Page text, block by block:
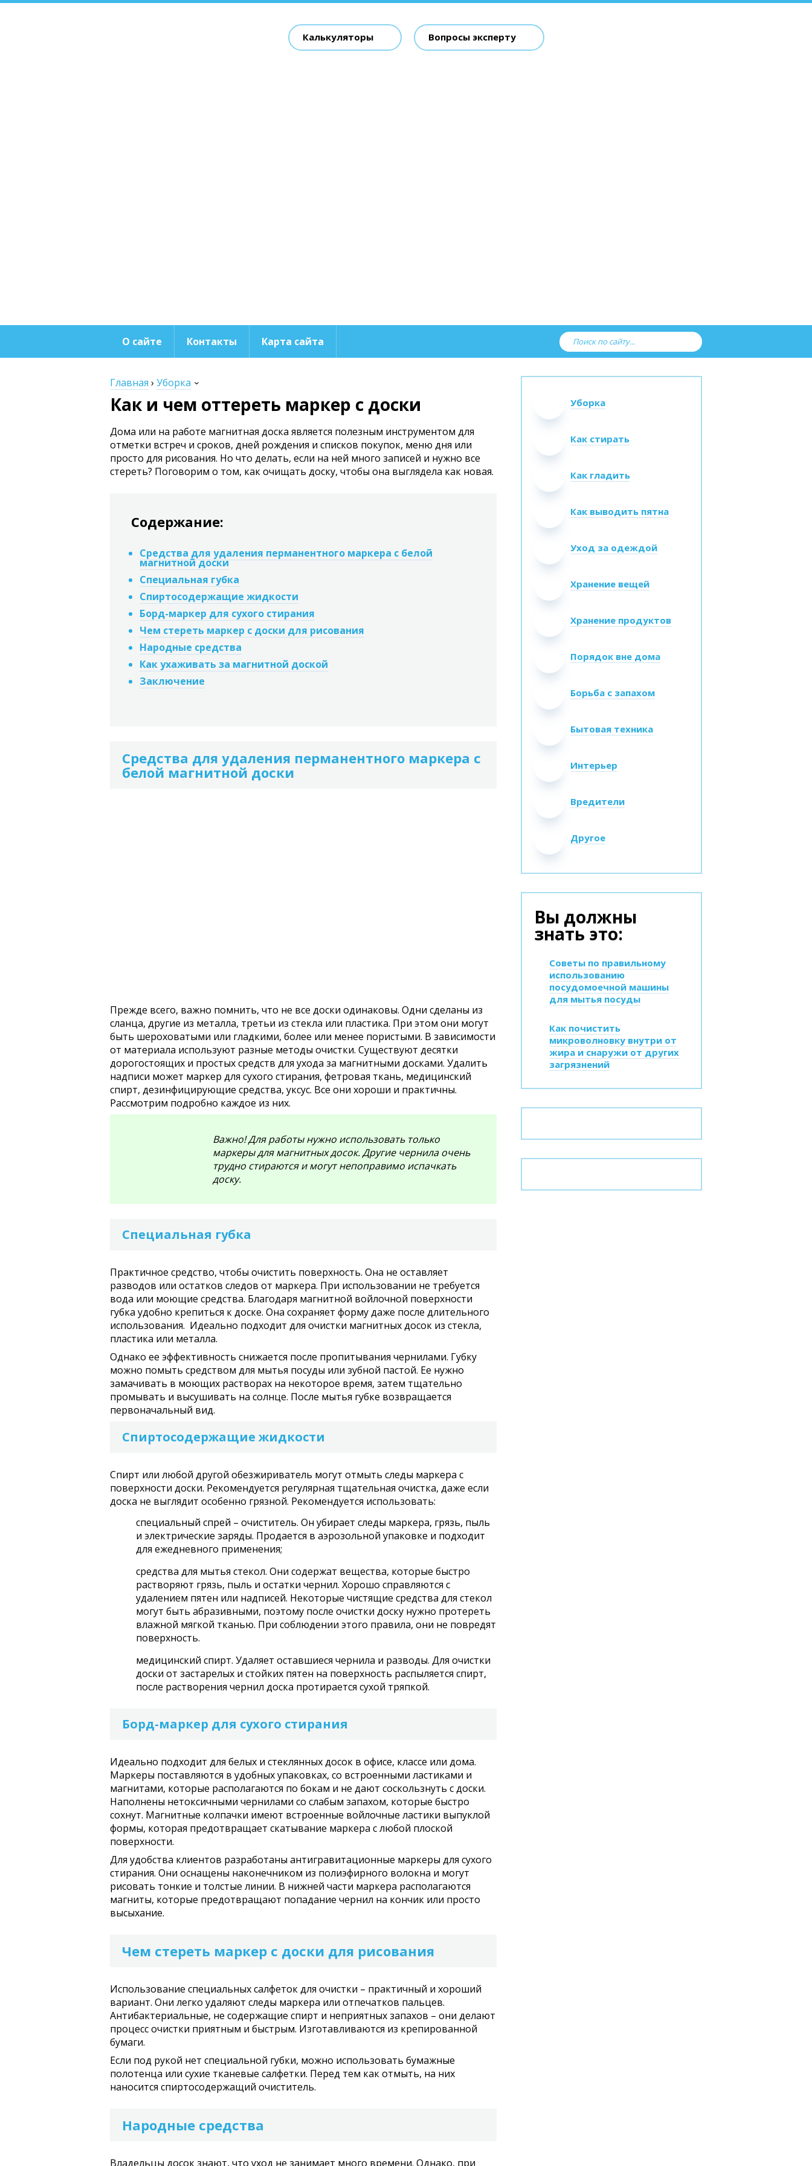
Калькуляторы Вопросы эксперту
О сайте Контакты Карта сайта
Главная › Уборка
Как и чем оттереть маркер с доски
Дома или на работе магнитная доска является полезным инструментом для
отметки встреч и сроков, дней рождения и списков покупок, меню дня или
просто для рисования. Но что делать, если на ней много записей и нужно все
стереть? Поговорим о том, как очищать доску, чтобы она выглядела как новая.
Содержание:
Средства для удаления перманентного маркера с белой
магнитной доски
Специальная губка
Спиртосодержащие жидкости
Борд-маркер для сухого стирания
Чем стереть маркер с доски для рисования
Народные средства
Как ухаживать за магнитной доской
Заключение
Средства для удаления перманентного маркера с
белой магнитной доски
Прежде всего, важно помнить, что не все доски одинаковы. Одни сделаны из
сланца, другие из металла, третьи из стекла или пластика. При этом они могут
быть шероховатыми или гладкими, более или менее пористыми. В зависимости
от материала используют разные методы очистки. Существуют десятки
дорогостоящих и простых средств для ухода за магнитными досками. Удалить
надписи может маркер для сухого стирания, фетровая ткань, медицинский
спирт, дезинфицирующие средства, уксус. Все они хороши и практичны.
Рассмотрим подробно каждое из них.
Важно! Для работы нужно использовать только
маркеры для магнитных досок. Другие чернила очень
трудно стираются и могут непоправимо испачкать
доску.
Специальная губка
Практичное средство, чтобы очистить поверхность. Она не оставляет
разводов или остатков следов от маркера. При использовании не требуется
вода или моющие средства. Благодаря магнитной войлочной поверхности
губка удобно крепиться к доске. Она сохраняет форму даже после длительного
использования. Идеально подходит для очистки магнитных досок из стекла,
пластика или металла.
Однако ее эффективность снижается после пропитывания чернилами. Губку
можно помыть средством для мытья посуды или зубной пастой. Ее нужно
замачивать в моющих растворах на некоторое время, затем тщательно
промывать и высушивать на солнце. После мытья губке возвращается
первоначальный вид.
Спиртосодержащие жидкости
Спирт или любой другой обезжириватель могут отмыть следы маркера с
поверхности доски. Рекомендуется регулярная тщательная очистка, даже если
доска не выглядит особенно грязной. Рекомендуется использовать:
специальный спрей – очиститель. Он убирает следы маркера, грязь, пыль
и электрические заряды. Продается в аэрозольной упаковке и подходит
для ежедневного применения;
средства для мытья стекол. Они содержат вещества, которые быстро
растворяют грязь, пыль и остатки чернил. Хорошо справляются с
удалением пятен или надписей. Некоторые чистящие средства для стекол
могут быть абразивными, поэтому после очистки доску нужно протереть
влажной мягкой тканью. При соблюдении этого правила, они не повредят
поверхность.
медицинский спирт. Удаляет оставшиеся чернила и разводы. Для очистки
доски от застарелых и стойких пятен на поверхность распыляется спирт,
после растворения чернил доска протирается сухой тряпкой.
Борд-маркер для сухого стирания
Идеально подходит для белых и стеклянных досок в офисе, классе или дома.
Маркеры поставляются в удобных упаковках, со встроенными ластиками и
магнитами, которые располагаются по бокам и не дают соскользнуть с доски.
Наполнены нетоксичными чернилами со слабым запахом, которые быстро
сохнут. Магнитные колпачки имеют встроенные войлочные ластики выпуклой
формы, которая предотвращает скатывание маркера с любой плоской
поверхности.
Для удобства клиентов разработаны антигравитационные маркеры для сухого
стирания. Они оснащены наконечником из полиэфирного волокна и могут
рисовать тонкие и толстые линии. В нижней части маркера располагаются
магниты, которые предотвращают попадание чернил на кончик или просто
высыхание.
Чем стереть маркер с доски для рисования
Использование специальных салфеток для очистки – практичный и хороший
вариант. Они легко удаляют следы маркера или отпечатков пальцев.
Антибактериальные, не содержащие спирт и неприятных запахов – они делают
процесс очистки приятным и быстрым. Изготавливаются из крепированной
бумаги.
Если под рукой нет специальной губки, можно использовать бумажные
полотенца или сухие тканевые салфетки. Перед тем как отмыть, на них
наносится спиртосодержащий очиститель.
Народные средства
Владельцы досок знают, что уход не занимает много времени. Однако, при
Уборка
Как стирать
Как гладить
Как выводить пятна
Уход за одеждой
Хранение вещей
Хранение продуктов
Порядок вне дома
Борьба с запахом
Бытовая техника
Интерьер
Вредители
Другое
Вы должны
знать это:
Советы по правильному
использованию
посудомоечной машины
для мытья посуды
Как почистить
микроволновку внутри от
жира и снаружи от других
загрязнений